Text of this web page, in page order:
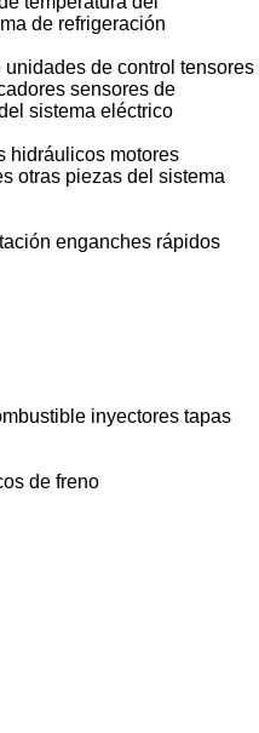
de refrigeración
unidades de control tensores
sensores de
sistema eléctrico
hidráulicos motores
otras piezas del sistema
enganches rápidos
inyectores tapas
de freno